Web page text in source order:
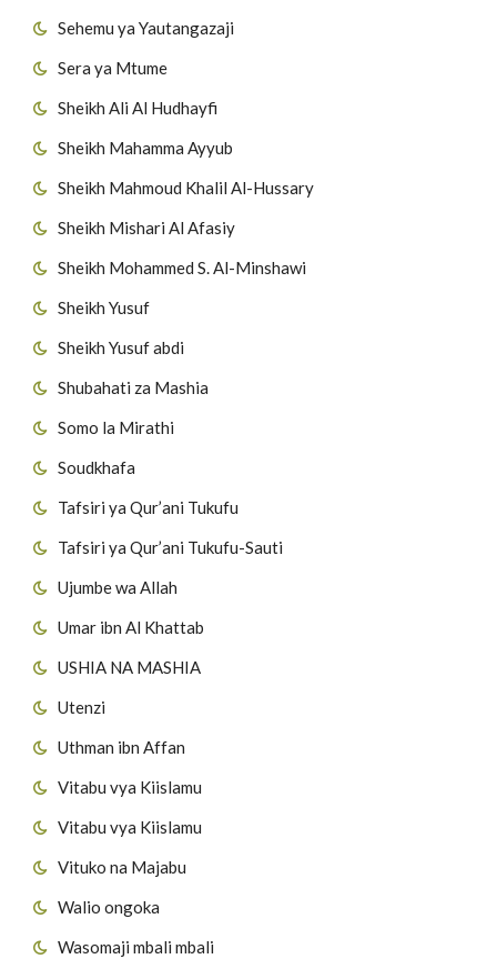
Sehemu ya Yautangazaji
Sera ya Mtume
Sheikh Ali Al Hudhayfi
Sheikh Mahamma Ayyub
Sheikh Mahmoud Khalil Al-Hussary
Sheikh Mishari Al Afasiy
Sheikh Mohammed S. Al-Minshawi
Sheikh Yusuf
Sheikh Yusuf abdi
Shubahati za Mashia
Somo la Mirathi
Soudkhafa
Tafsiri ya Qur’ani Tukufu
Tafsiri ya Qur’ani Tukufu-Sauti
Ujumbe wa Allah
Umar ibn Al Khattab
USHIA NA MASHIA
Utenzi
Uthman ibn Affan
Vitabu vya Kiislamu
Vitabu vya Kiislamu
Vituko na Majabu
Walio ongoka
Wasomaji mbali mbali